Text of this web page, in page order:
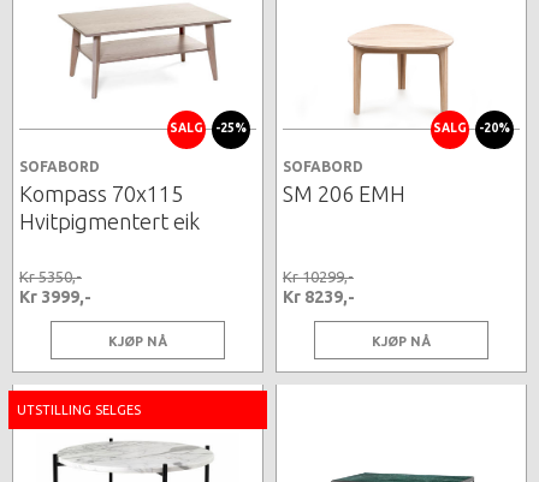
SALG -25%
SOFABORD
Kompass 70x115
Hvitpigmentert eik
Kr 5350,-
Kr 3999,-
KJØP NÅ
SALG -20%
SOFABORD
SM 206 EMH
Kr 10299,-
Kr 8239,-
KJØP NÅ
UTSTILLING SELGES